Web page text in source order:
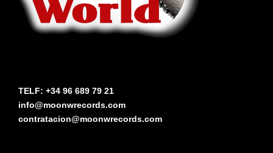
TELF: +34 96 689 79 21
info@moonwrecords.com
contratacion@moonwrecords.com